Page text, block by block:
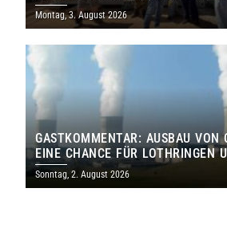
MILLIONEN EURO
Montag, 3. August 2026
GASTKOMMENTAR: AUSBAU VON
EINE CHANCE FÜR LOTHRINGEN
SAARLAND
Sonntag, 2. August 2026